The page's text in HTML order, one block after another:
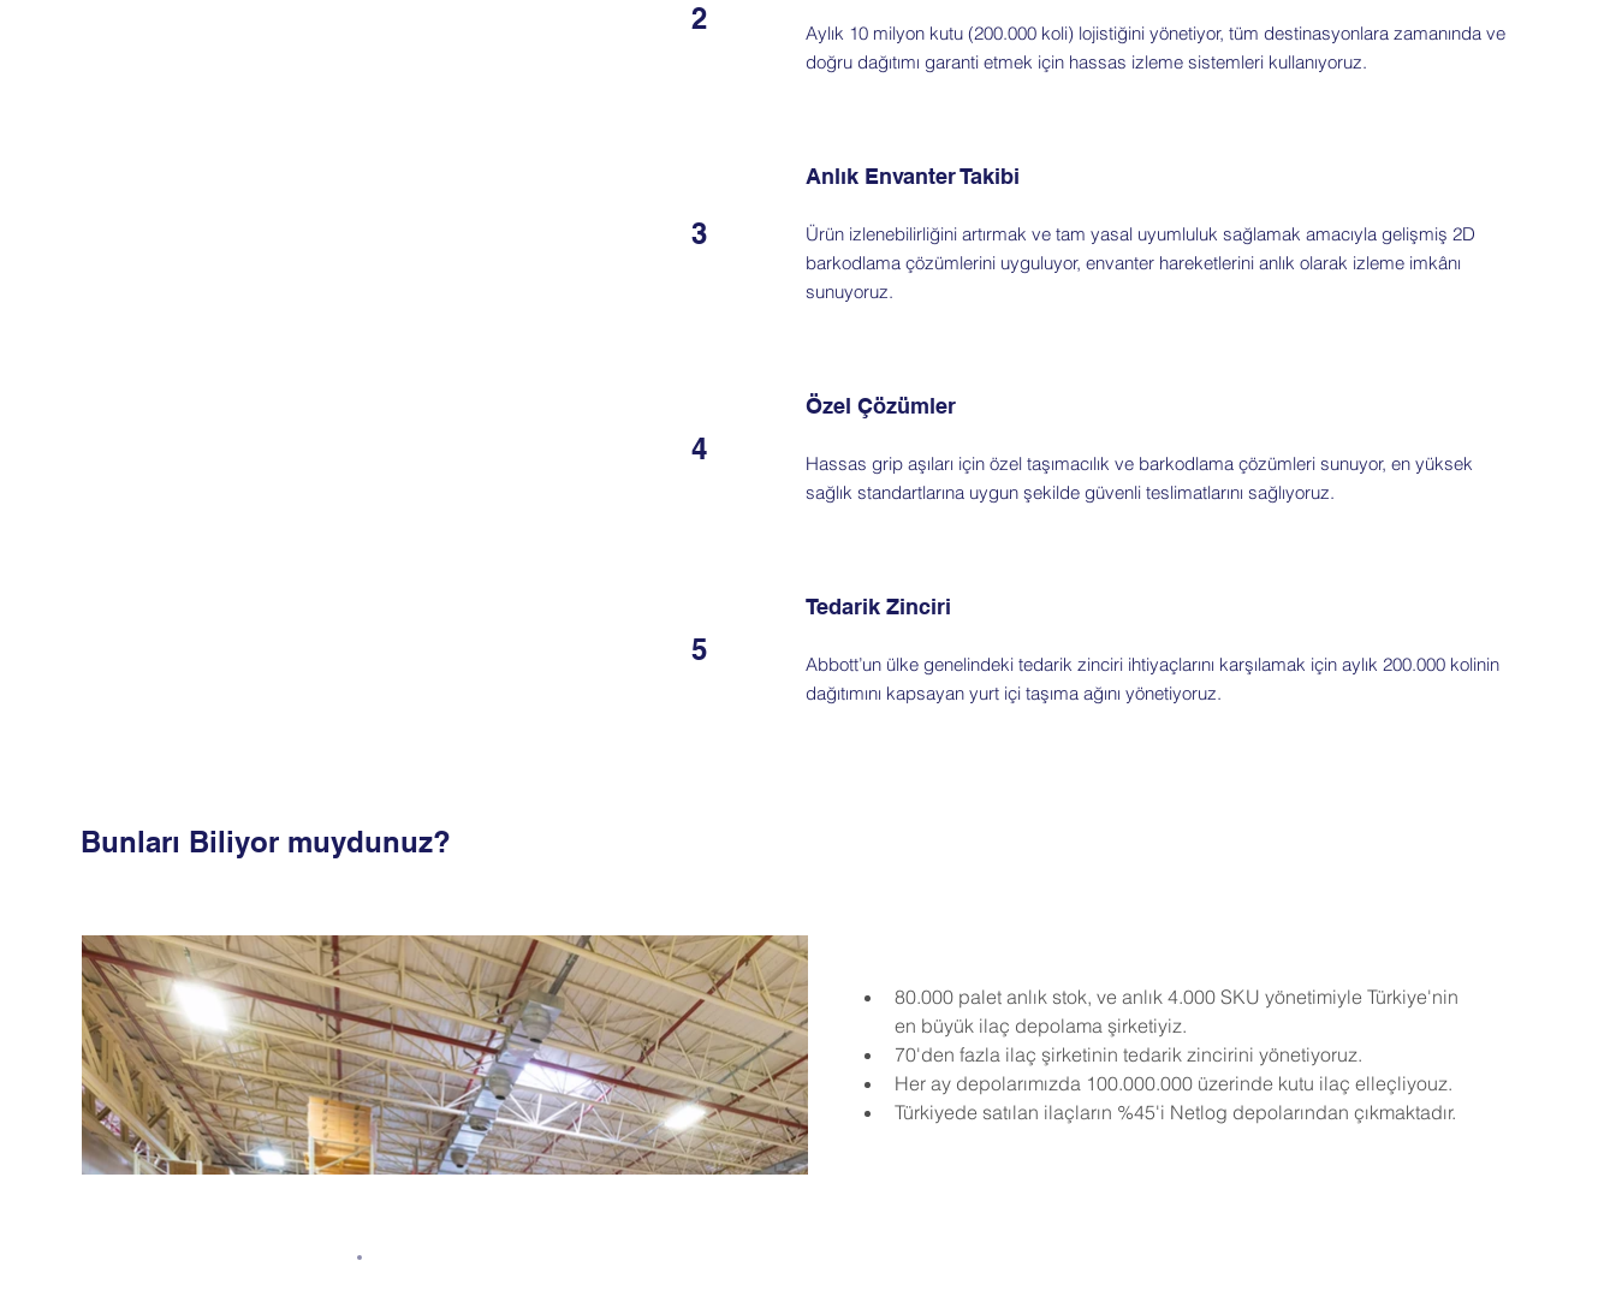
Bunları Biliyor muydunuz?
80.000 palet anlık stok, ve anlık 4.000 SKU yönetimiyle Türkiye'nin
en büyük ilaç depolama şirketiyiz.
70'den fazla ilaç şirketinin tedarik zincirini yönetiyoruz.
Her ay depolarımızda 100.000.000 üzerinde kutu ilaç elleçliyouz.
Türkiyede satılan ilaçların %45'i Netlog depolarından çıkmaktadır.
2
Aylık 10 milyon kutu (200.000 koli) lojistiğini yönetiyor, tüm destinasyonlara zamanında ve
doğru dağıtımı garanti etmek için hassas izleme sistemleri kullanıyoruz.
3
Anlık Envanter Takibi
Ürün izlenebilirliğini artırmak ve tam yasal uyumluluk sağlamak amacıyla gelişmiş 2D
barkodlama çözümlerini uyguluyor, envanter hareketlerini anlık olarak izleme imkânı
sunuyoruz.
4
Özel Çözümler
Hassas grip aşıları için özel taşımacılık ve barkodlama çözümleri sunuyor, en yüksek
sağlık standartlarına uygun şekilde güvenli teslimatlarını sağlıyoruz.
5
Tedarik Zinciri
Abbott’un ülke genelindeki tedarik zinciri ihtiyaçlarını karşılamak için aylık 200.000 kolinin
dağıtımını kapsayan yurt içi taşıma ağını yönetiyoruz.